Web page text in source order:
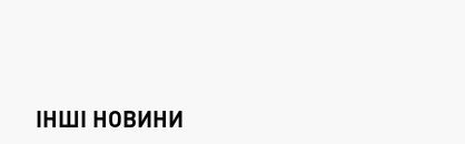
ІНШІ НОВИНИ